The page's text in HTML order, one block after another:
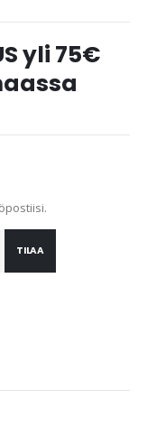
yli 75€
TILAA